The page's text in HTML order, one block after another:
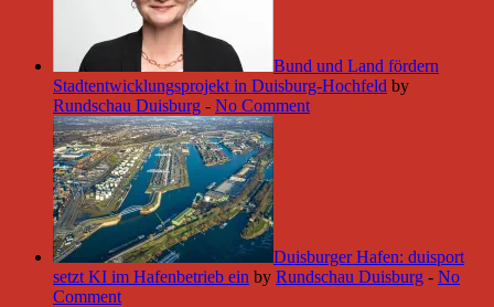
Bund und Land fördern
Stadtentwicklungsprojekt in Duisburg-Hochfeld by
Rundschau Duisburg - No Comment
Duisburger Hafen: duisport
setzt KI im Hafenbetrieb ein by Rundschau Duisburg - No
Comment